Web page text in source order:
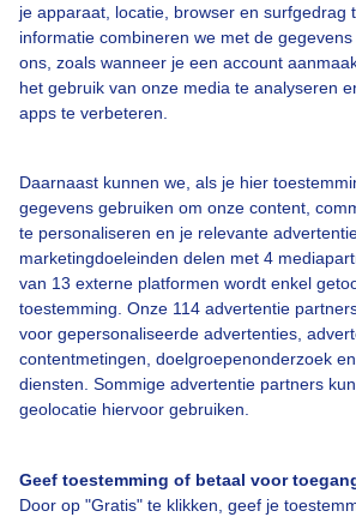
je apparaat, locatie, browser en surfgedrag
informatie combineren we met de
ons, zoals wanneer je een account
het gebruik van onze media te analyseren
apps te verbeteren.
Daarnaast kunnen we, als je hier
gegevens gebruiken om onze content,
te personaliseren en je relevante
marketingdoeleinden delen met 4
van 13 externe platformen wordt enkel
toestemming. Onze 114 advertentie
voor gepersonaliseerde advertenties,
contentmetingen, doelgroepenonderzoek
diensten. Sommige advertentie partners
geolocatie hiervoor gebruiken.
Geef toestemming of betaal voor
Door op "Gratis" te klikken, geef je
Ma
Onderdeel 'ModelInfo' niet geladen.
Europese Buienradar komende 3 uur
Over Buienradar
Veelgestelde vragen
Contact